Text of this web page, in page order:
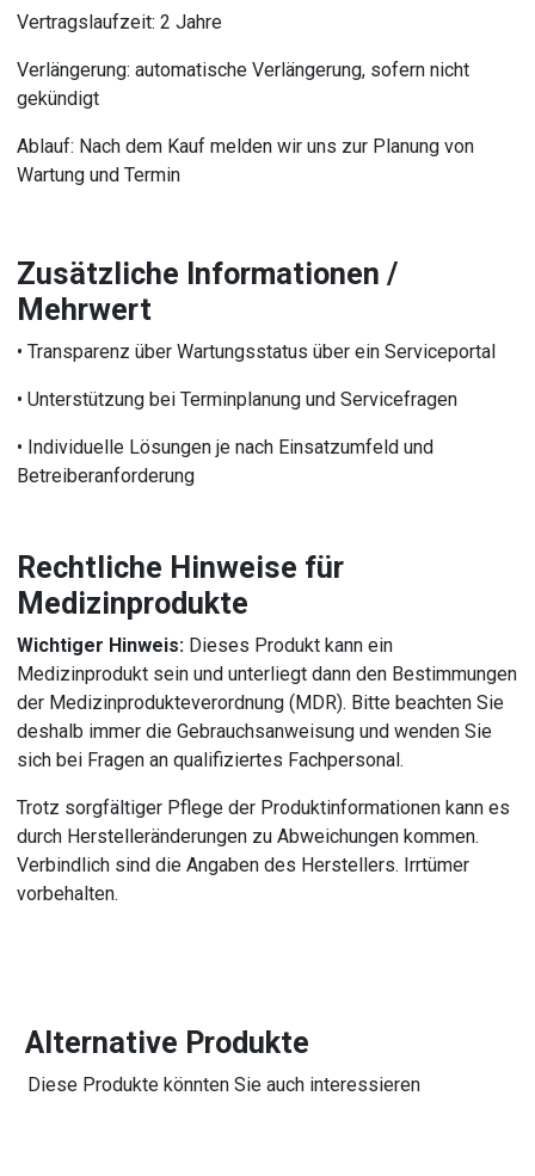
Vertragslaufzeit: 2 Jahre
Verlängerung: automatische Verlängerung, sofern nicht
gekündigt
Ablauf: Nach dem Kauf melden wir uns zur Planung von
Wartung und Termin
Zusätzliche Informationen /
Mehrwert
• Transparenz über Wartungsstatus über ein Serviceportal
• Unterstützung bei Terminplanung und Servicefragen
• Individuelle Lösungen je nach Einsatzumfeld und
Betreiberanforderung
Rechtliche Hinweise für
Medizinprodukte
Wichtiger Hinweis: Dieses Produkt kann ein
Medizinprodukt sein und unterliegt dann den Bestimmungen
der Medizinprodukteverordnung (MDR). Bitte beachten Sie
deshalb immer die Gebrauchsanweisung und wenden Sie
sich bei Fragen an qualifiziertes Fachpersonal.
Trotz sorgfältiger Pflege der Produktinformationen kann es
durch Herstelleränderungen zu Abweichungen kommen.
Verbindlich sind die Angaben des Herstellers. Irrtümer
vorbehalten.
Alternative Produkte
Diese Produkte könnten Sie auch interessieren